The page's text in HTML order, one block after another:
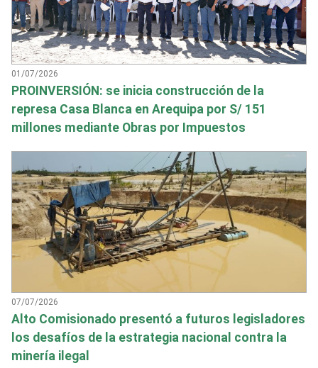
01/07/2026
PROINVERSIÓN: se inicia construcción de la
represa Casa Blanca en Arequipa por S/ 151
millones mediante Obras por Impuestos
07/07/2026
Alto Comisionado presentó a futuros legisladores
los desafíos de la estrategia nacional contra la
minería ilegal